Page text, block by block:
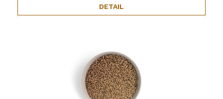
DETAIL